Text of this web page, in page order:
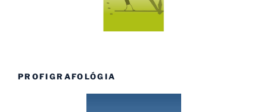
PROFIGRAFOLÓGIA